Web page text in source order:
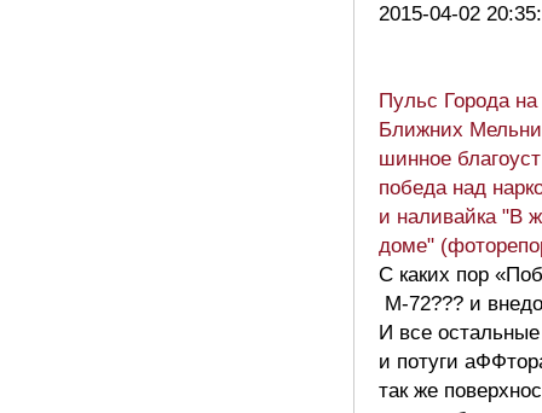
2015-04-02
Пульс Города на
Ближних
шинное
победа над
и наливайка "В
доме"
С каких пор
М-72??? и
И все
и потуги
так же